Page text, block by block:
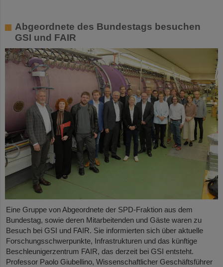
Abgeordnete des Bundestags besuchen
GSI und FAIR
Eine Gruppe von Abgeordnete der SPD-Fraktion aus dem
Bundestag, sowie deren Mitarbeitenden und Gäste waren zu
Besuch bei GSI und FAIR. Sie informierten sich über aktuelle
Forschungsschwerpunkte, Infrastrukturen und das künftige
Beschleunigerzentrum FAIR, das derzeit bei GSI entsteht.
Professor Paolo Giubellino, Wissenschaftlicher Geschäftsführer